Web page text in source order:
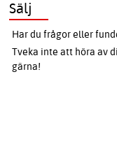
Sälj
Har du frågor eller
Tveka inte att höra av
gärna!